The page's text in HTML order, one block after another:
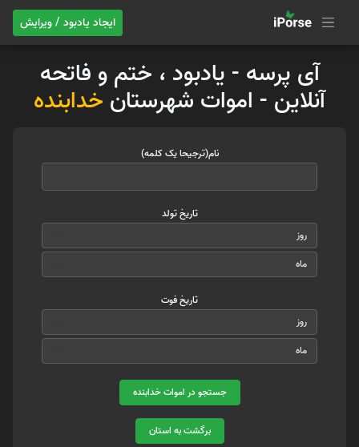
ایجاد یادبود / ویرایش
آی پرسه - یادبود ، ختم و فاتحه
آنلاین - اموات شهرستان خدابنده
نام(ترجیحا یک کلمه)
تاریخ تولد
تاریخ فوت
جستجو در اموات خدابنده
برگشت به استان